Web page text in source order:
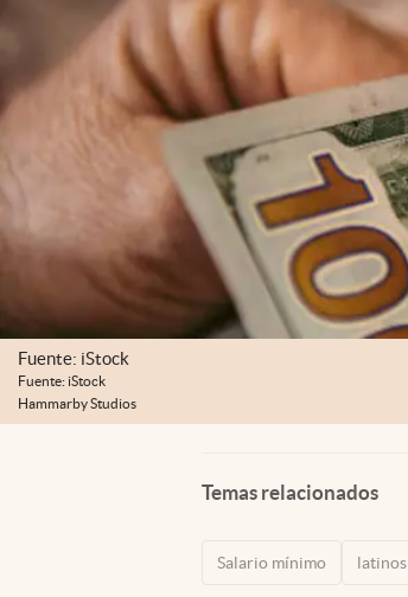
Fuente: iStock
Fuente: iStock
Hammarby Studios
Temas relacionados
Salario mínimo latinos